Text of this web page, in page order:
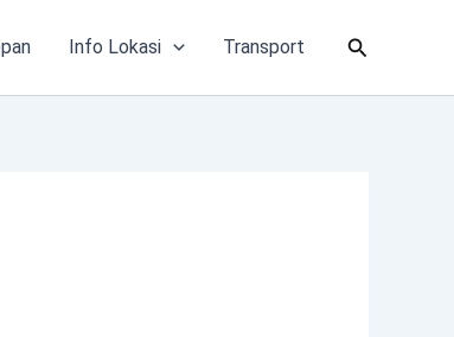
Info Lokasi Transport Cari